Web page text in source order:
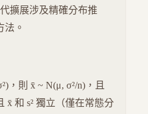
擴展涉及精確分布推
法。
，則 x̄ ~ N(μ, σ²/n)，且
x̄ 和 s² 獨立（僅在常態分